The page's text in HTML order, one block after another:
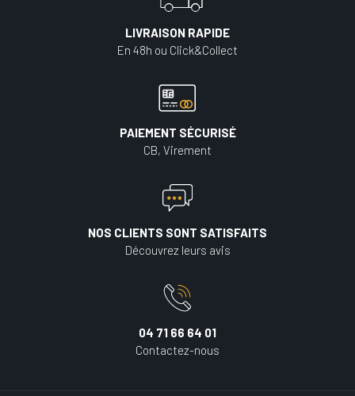
LIVRAISON RAPIDE
En 48h ou Click&Collect
PAIEMENT SÉCURISÉ
CB, Virement
NOS CLIENTS SONT SATISFAITS
Découvrez leurs avis
04 71 66 64 01
Contactez-nous